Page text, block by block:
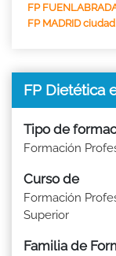
FP
FP MADRID ciudad
FP Dietética
Tipo de
Formación
Curso de
Formación
Superior
Familia de